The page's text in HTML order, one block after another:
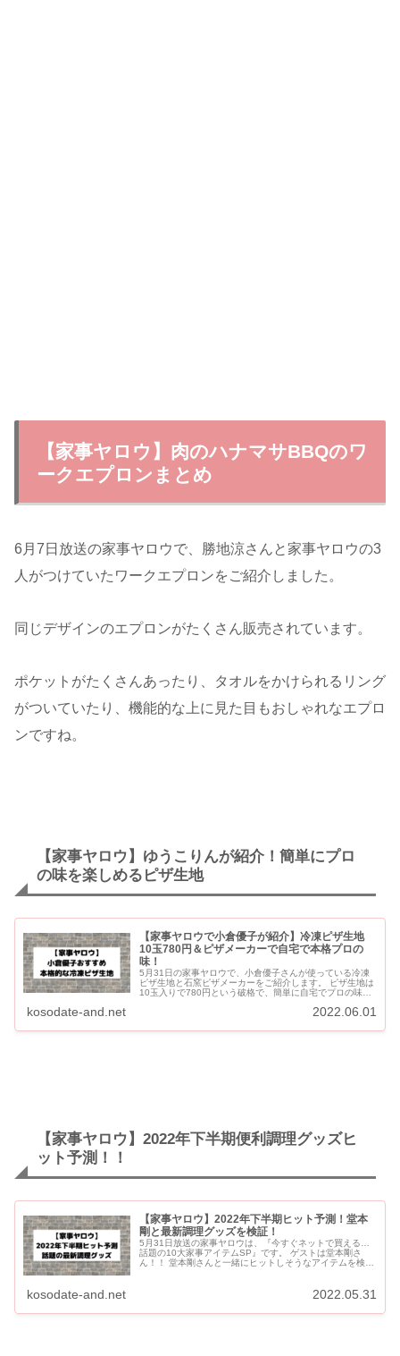
【家事ヤロウ】肉のハナマサBBQのワ
ークエプロンまとめ
6月7日放送の家事ヤロウで、勝地涼さんと家事ヤロウの3
人がつけていたワークエプロンをご紹介しました。
同じデザインのエプロンがたくさん販売されています。
ポケットがたくさんあったり、タオルをかけられるリング
がついていたり、機能的な上に見た目もおしゃれなエプロ
ンですね。
【家事ヤロウ】ゆうこりんが紹介！簡単にプロ
の味を楽しめるピザ生地
【家事ヤロウで小倉優子が紹介】冷凍ピザ生地
10玉780円＆ピザメーカーで自宅で本格プロの
味！
5月31日の家事ヤロウで、小倉優子さんが使っている冷凍
ピザ生地と石窯ピザメーカーをご紹介します。 ピザ生地は
10玉入りで780円という破格で、簡単に自宅でプロの味が
kosodate-and.net 2022.06.01
【家事ヤロウ】2022年下半期便利調理グッズヒ
ット予測！！
【家事ヤロウ】2022年下半期ヒット予測！堂本
剛と最新調理グッズを検証！
5月31日放送の家事ヤロウは、『今すぐネットで買える…
話題の10大家事アイテムSP』です。 ゲストは堂本剛さ
ん！！ 堂本剛さんと一緒にヒットしそうなアイテムを検
kosodate-and.net 2022.05.31